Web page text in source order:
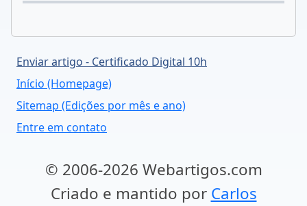
Enviar artigo - Certificado Digital 10h
Início (Homepage)
Sitemap (Edições por mês e ano)
Entre em contato
© 2006-2026 Webartigos.com
Criado e mantido por Carlos